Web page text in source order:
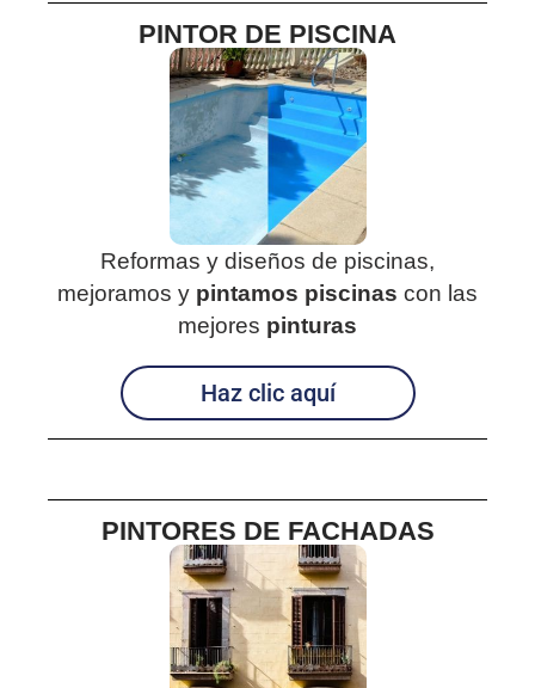
PINTOR DE PISCINA
Reformas y diseños de piscinas,
mejoramos y pintamos piscinas con las
mejores pinturas
Haz clic aquí
PINTORES DE FACHADAS